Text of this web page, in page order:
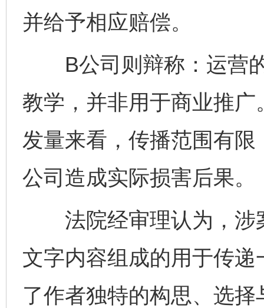
并给予相应赔偿。
B公司则辩称：运营的
教学，并非用于商业推
发量来看，传播范围有
公司造成实际损害后果。
法院经审理认为，涉
文字内容组成的用于传
了作者独特的构思、选